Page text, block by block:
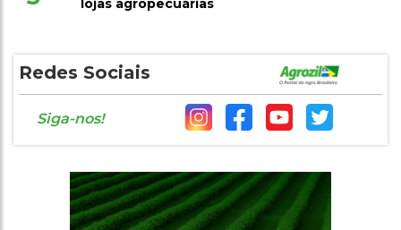
lojas agropecuárias
Redes Sociais
Siga-nos!